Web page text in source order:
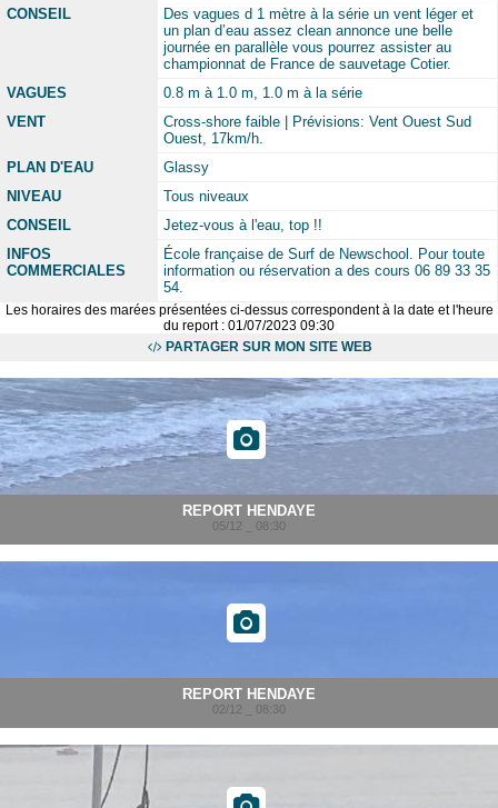
CONSEIL
Des vagues d 1 mètre à la série un vent léger et
un plan d’eau assez clean annonce une belle
journée en parallèle vous pourrez assister au
championnat de France de sauvetage Cotier.
VAGUES
0.8 m à 1.0 m, 1.0 m à la série
VENT
Cross-shore faible | Prévisions: Vent Ouest Sud
Ouest, 17km/h.
PLAN D'EAU
Glassy
NIVEAU
Tous niveaux
CONSEIL
Jetez-vous à l'eau, top !!
INFOS
COMMERCIALES
École française de Surf de Newschool. Pour toute
information ou réservation a des cours 06 89 33 35
54.
Les horaires des marées présentées ci-dessus correspondent à la date et l'heure
du report : 01/07/2023 09:30
PARTAGER SUR MON SITE WEB
REPORT HENDAYE
05/12 _ 08:30
REPORT HENDAYE
02/12 _ 08:30